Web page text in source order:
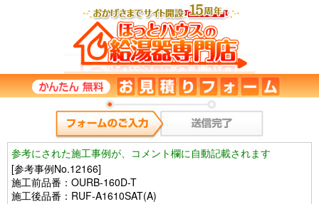
参考にされた施工事例が、コメント欄に自動記載されます
[参考事例No.12166]
施工前品番：OURB-160D-T
施工後品番：RUF-A1610SAT(A)